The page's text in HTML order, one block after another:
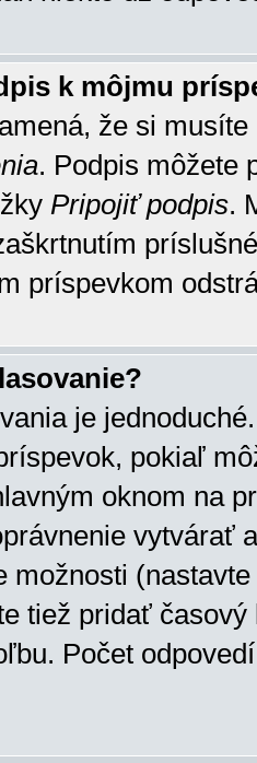
k môjmu
že si
. Podpis môžete
Pripojiť podpis.
príspevkom
je
pokiaľ
oknom na
vytvárať
možnosti
tiež pridať
Počet